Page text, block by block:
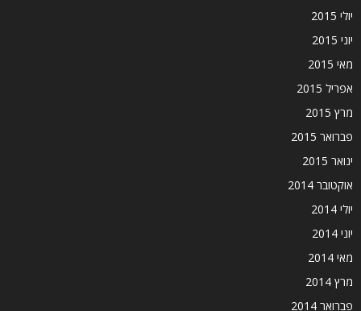
יולי 2015
יוני 2015
מאי 2015
אפריל 2015
מרץ 2015
פברואר 2015
ינואר 2015
אוקטובר 2014
יולי 2014
יוני 2014
מאי 2014
מרץ 2014
פברואר 2014